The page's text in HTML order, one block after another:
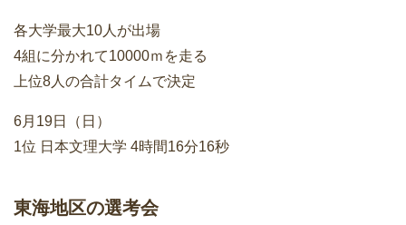
各大学最大10人が出場
4組に分かれて10000ｍを走る
上位8人の合計タイムで決定
6月19日（日）
1位 日本文理大学 4時間16分16秒
東海地区の選考会